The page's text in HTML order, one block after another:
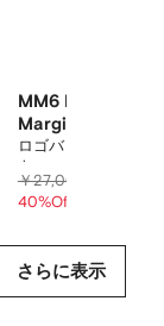
MM6 Maison
Margiela Kids
ロゴバックル レザ
ト
￥27,000
40%Off
さらに表示